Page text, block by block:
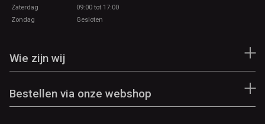
Zaterdag
09:00 tot 17:00
Zondag
Gesloten
Wie zijn wij
Bestellen via onze webshop